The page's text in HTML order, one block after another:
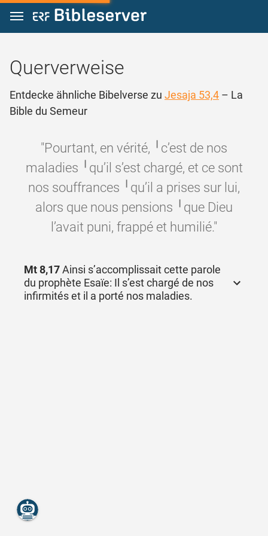
Zum Inhalt springen
Querverweise
Entdecke ähnliche Bibelverse zu Jesaja 53,4 – La
Bible du Semeur
"Pourtant, en vérité, ╵c’est de nos
maladies ╵qu’il s’est chargé, et ce sont
nos souffrances ╵qu’il a prises sur lui,
alors que nous pensions ╵que Dieu
l’avait puni, frappé et humilié."
Mt 8,17Ainsi s’accomplissait cette parole
du prophète Esaïe: Il s’est chargé de nos
infirmités et il a porté nos maladies.